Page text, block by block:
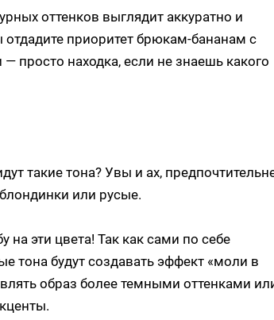
оттенков выглядит аккуратно и
приоритет брюкам-бананам с
находка, если не знаешь какого
такие тона? Увы и ах,
или русые.
на эти цвета! Так как сами по себе
тона будут создавать эффект «моли в
образ более темными оттенками